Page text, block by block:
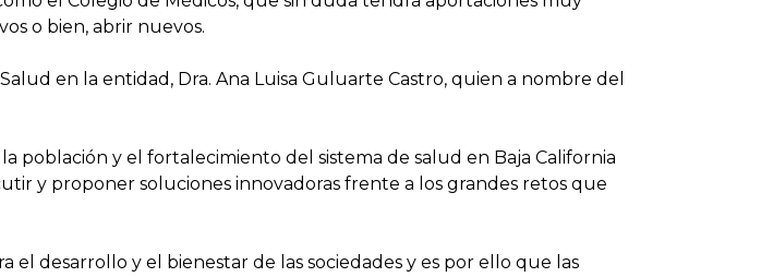
o bien, abrir nuevos.
en la entidad, Dra. Ana Luisa Guluarte Castro, quien a nombre del
y el fortalecimiento del sistema de salud en Baja California
y proponer soluciones innovadoras frente a los grandes retos que
desarrollo y el bienestar de las sociedades y es por ello que las